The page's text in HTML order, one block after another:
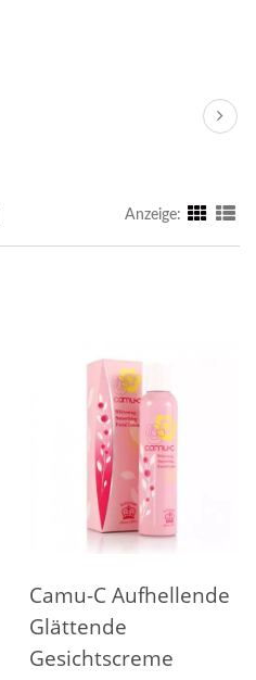
Anzeige:
Camu-C Aufhellende
Glättende
Gesichtscreme